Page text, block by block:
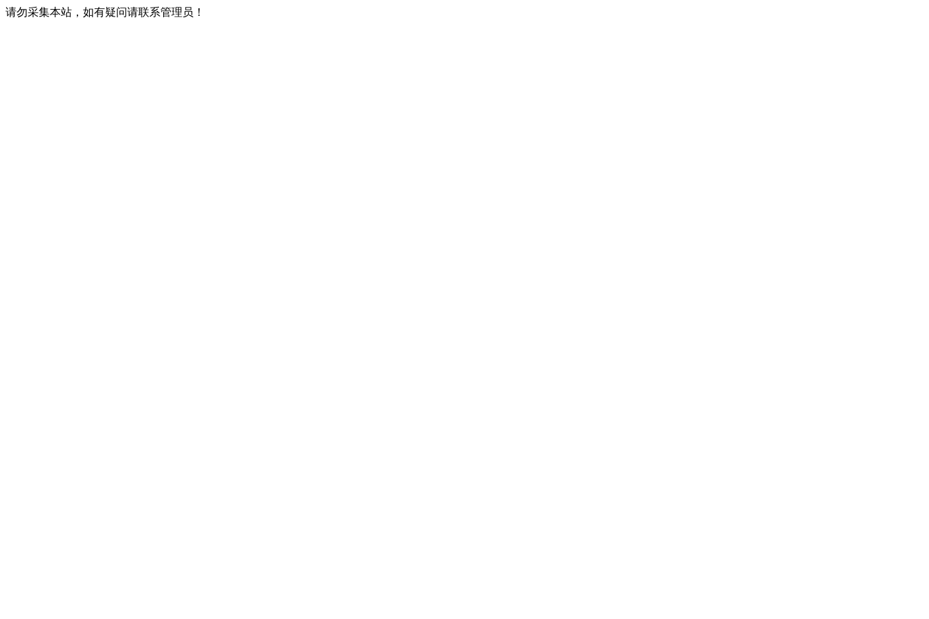
请勿采集本站，如有疑问请联系管理员！